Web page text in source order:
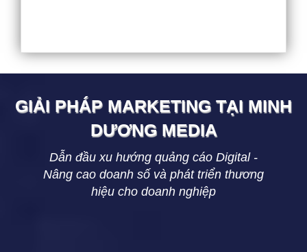
GIẢI PHÁP MARKETING TẠI MINH
DƯƠNGMEDIA
Dẫn đầu xu hướng quảng cáo Digital -
Nâng cao doanh số và phát triển thương
hiệu cho doanh nghiệp